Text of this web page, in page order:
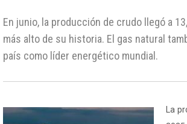
En junio, la producción de crudo llegó a
más alto de su historia. El gas natural
país como líder energético mundial.
La